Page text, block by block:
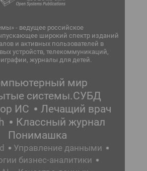
- ведущее российское
широкий спектр изданий
и активных пользователей в
устройств, телекоммуникаций,
журналы для детей.
мир
системы.СУБД
ИС
Лечащий врач
Классный журнал
Понимашка
Управление данными
бизнес-аналитики